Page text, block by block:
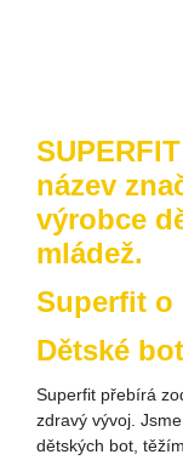
název
výrobce
mládež.
Superfit o
Dětské
Superfit přebírá
zdravý vývoj.
dětských bot,